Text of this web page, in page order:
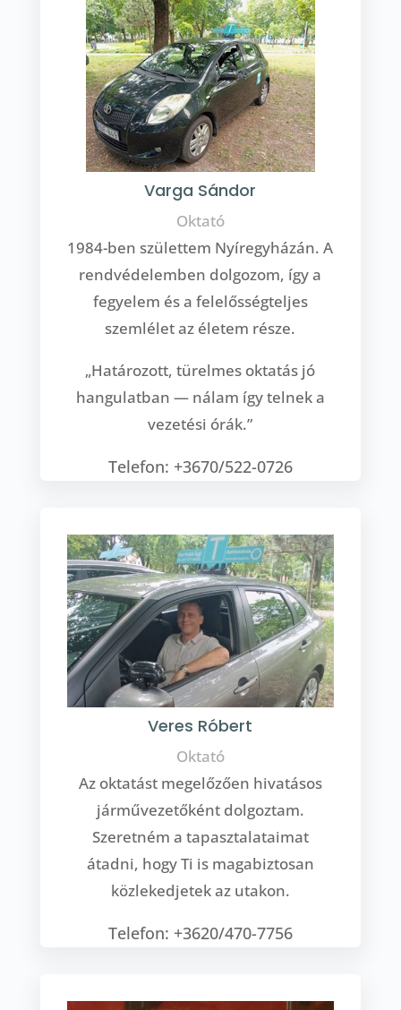
Varga Sándor
Oktató
1984-ben születtem Nyíregyházán. A
rendvédelemben dolgozom, így a
fegyelem és a felelősségteljes
szemlélet az életem része.
„Határozott, türelmes oktatás jó
hangulatban — nálam így telnek a
vezetési órák.”
Telefon: +3670/522-0726
Veres Róbert
Oktató
Az oktatást megelőzően hivatásos
járművezetőként dolgoztam.
Szeretném a tapasztalataimat
átadni, hogy Ti is magabiztosan
közlekedjetek az utakon.
Telefon: +3620/470-7756